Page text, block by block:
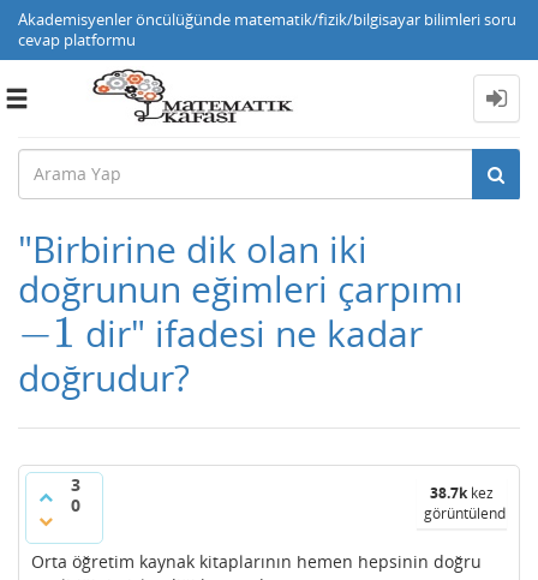
Akademisyenler öncülüğünde matematik/fizik/bilgisayar bilimleri soru
cevap platformu
Toggle
"Birbirine dik olan iki
doğrunun eğimleri çarpımı
−1
−1 dir" ifadesi ne kadar
doğrudur?
3
0
38.7kkez
görüntülendi
Orta öğretim kaynak kitaplarının hemen hepsinin doğru